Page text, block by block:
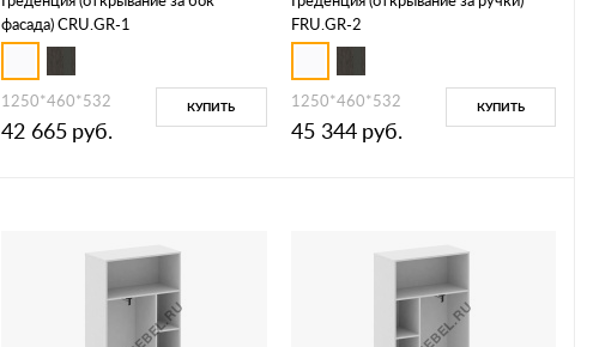
фасада) CRU.GR-1
1250*460*532
42 665 руб.
КУПИТЬ
FRU.GR-2
1250*460*532
45 344 руб.
КУПИТЬ